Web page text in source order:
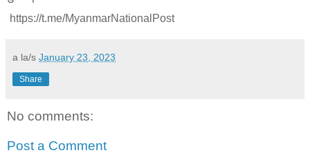
https://t.me/MyanmarNationalPost
a la/s January 23, 2023
Share
No comments:
Post a Comment